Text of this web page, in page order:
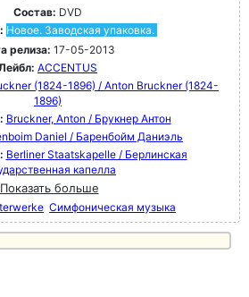
Состав: DVD
Новое. Заводская упаковка.
релиза: 17-05-2013
ACCENTUS
(1824-1896) / Anton Bruckner (1824-
1896)
Bruckner, Anton / Брукнер Антон
Daniel / Баренбойм Даниэль
Berliner Staatskapelle / Берлинская
капелла
Показать больше
Симфоническая музыка